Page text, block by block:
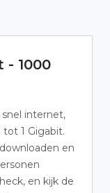
- 1000
snel internet,
1 Gigabit.
en
en kijk de